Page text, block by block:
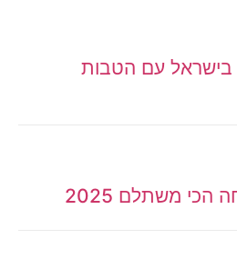
בישראל עם הטבות
משתלם 2025